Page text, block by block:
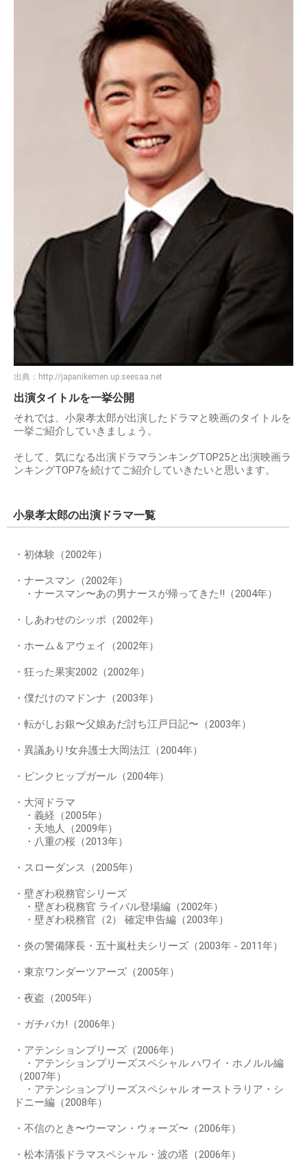
出典： http://japanikemen.up.seesaa.net
出演タイトルを一挙公開
それでは、小泉孝太郎が出演したドラマと映画のタイトルを
一挙ご紹介していきましょう。
そして、気になる出演ドラマランキングTOP25と出演映画ラ
ンキングTOP7を続けてご紹介していきたいと思います。
小泉孝太郎の出演ドラマ一覧
・初体験（2002年）
・ナースマン（2002年）
・ナースマン〜あの男ナースが帰ってきた!!（2004年）
・しあわせのシッポ（2002年）
・ホーム＆アウェイ（2002年）
・狂った果実2002（2002年）
・僕だけのマドンナ（2003年）
・転がしお銀〜父娘あだ討ち江戸日記〜（2003年）
・異議あり!女弁護士大岡法江（2004年）
・ピンクヒップガール（2004年）
・大河ドラマ
・義経（2005年）
・天地人（2009年）
・八重の桜（2013年）
・スローダンス（2005年）
・壁ぎわ税務官シリーズ
・壁ぎわ税務官 ライバル登場編（2002年）
・壁ぎわ税務官（2） 確定申告編（2003年）
・炎の警備隊長・五十嵐杜夫シリーズ（2003年 - 2011年）
・東京ワンダーツアーズ（2005年）
・夜盗（2005年）
・ガチバカ!（2006年）
・アテンションプリーズ（2006年）
・アテンションプリーズスペシャル ハワイ・ホノルル編
（2007年）
・アテンションプリーズスペシャル オーストラリア・シ
ドニー編（2008年）
・不信のとき〜ウーマン・ウォーズ〜（2006年）
・松本清張ドラマスペシャル・波の塔（2006年）